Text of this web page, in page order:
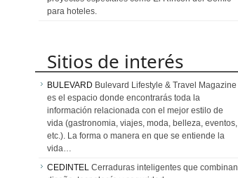
para hoteles.
Sitios de interés
BULEVARD Bulevard Lifestyle & Travel Magazine
es el espacio donde encontrarás toda la
información relacionada con el mejor estilo de
vida (gastronomia, viajes, moda, belleza, eventos,
etc.). La forma o manera en que se entiende la
vida…
CEDINTEL Cerraduras inteligentes que combinan